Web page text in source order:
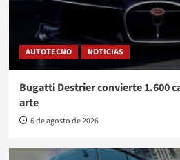
AUTOTECNO NOTICIAS
Bugatti Destrier convierte 1.600
arte
6 de agosto de 2026